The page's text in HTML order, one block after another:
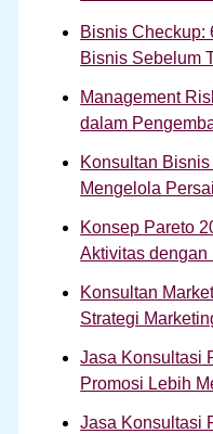
Bisnis Checkup:
Bisnis Sebelum
Management
dalam
Konsultan
Mengelola
Konsep Pareto
Aktivitas dengan
Konsultan
Strategi
Jasa Konsultasi
Promosi Lebih
Jasa Konsultasi